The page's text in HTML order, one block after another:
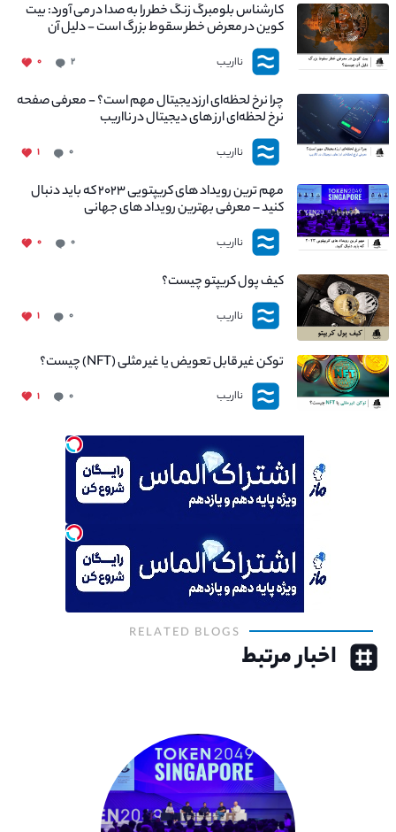
کارشناس بلومبرگ زنگ خطر را به صدا در می آورد: بیت
کوین در معرض خطر سقوط بزرگ است - دلیل آن
چیست؟
نااریب ۲ ۰
چرا نرخ لحظه‌ای ارزدیجیتال مهم است؟ - معرفی صفحه
نرخ لحظه‌ای ارز های دیجیتال در نااریب
نااریب ۰ ۱
مهم ترین رویداد های کریپتویی ۲۰۲۳ که باید دنبال
کنید – معرفی بهترین رویداد های جهانی
نااریب ۰ ۰
کیف پول کریپتو چیست؟
نااریب ۰ ۱
توکن غیر قابل تعویض یا غیر مثلی (NFT) چیست؟
نااریب ۰ ۱
RELATED BLOGS
اخبار مرتبط